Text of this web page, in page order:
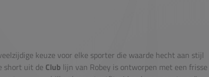
keuze voor elke sporter die waarde hecht aan stijl
short uit de Club lijn van Robey is ontworpen met een frisse